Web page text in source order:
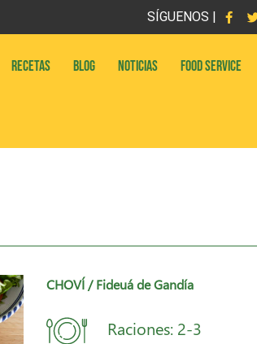
SÍGUENOS |
RECETAS BLOG NOTICIAS FOOD SERVICE
CHOVÍ / Fideuá de Gandía
Raciones: 2-3